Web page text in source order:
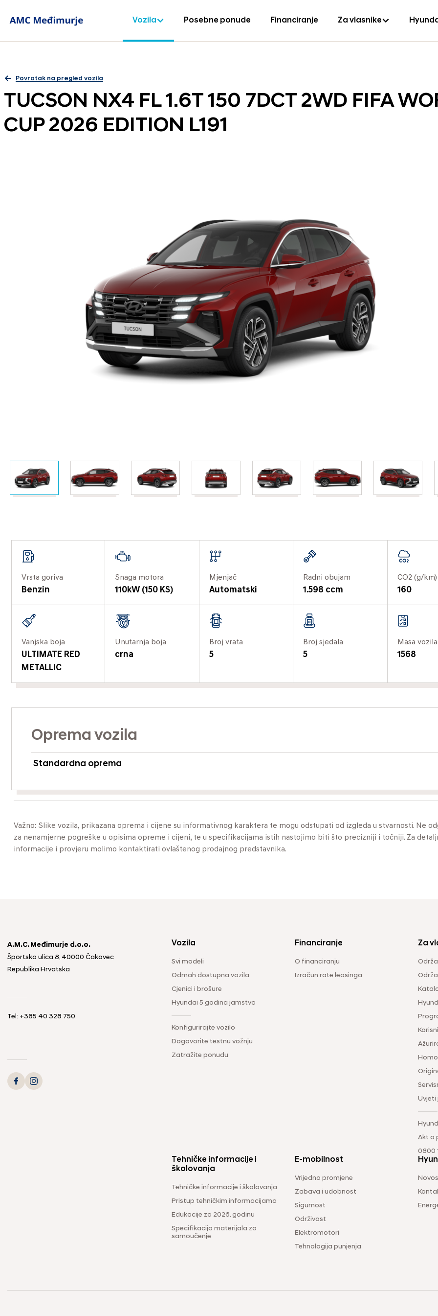
Vozila Posebne ponude Financiranje Za vlasnike
Povratak na pregled vozila
TUCSON NX4 FL 1.6T 150 7DCT 2WD FIFA
CUP 2026 EDITION L191
Vrsta goriva
Benzin
Snaga motora
110kW (150 KS)
Mjenjač
Automatski
Radni obujam
1.598 ccm
CO2 (g/km)
160
Vanjska boja
ULTIMATE RED
METALLIC
Unutarnja boja
crna
Broj vrata
5
Broj sjedala
5
Masa
1568
Oprema vozila
Standardna oprema
Važno: Slike vozila, prikazana oprema i cijene su informativnog karaktera te mogu odstupati od izgleda u stvarnosti. Ne
za nenamjerne pogreške u opisima opreme i cijeni, te u specifikacijama istih nastojimo biti što precizniji i točniji. Za
informacije i provjeru molimo kontaktirati ovlaštenog prodajnog predstavnika.
A.M.C. Međimurje d.o.o.
Športska ulica 8, 40000 Čakovec
Republika Hrvatska
Tel: +385 40 328 750
Vozila
Svi modeli
Odmah dostupna vozila
Cjenici i brošure
Hyundai 5 godina jamstva
Konfigurirajte vozilo
Dogovorite testnu vožnju
Zatražite ponudu
Financiranje
O financiranju
Izračun rate leasinga
Za
Uvjeti
Akt o
0800
Tehničke informacije i
školovanja
Tehničke informacije i školovanja
Pristup tehničkim informacijama
Edukacije za 2026. godinu
Specifikacija materijala za
samoučenje
E-mobilnost
Vrijedno promjene
Zabava i udobnost
Sigurnost
Održivost
Elektromotori
Tehnologija punjenja